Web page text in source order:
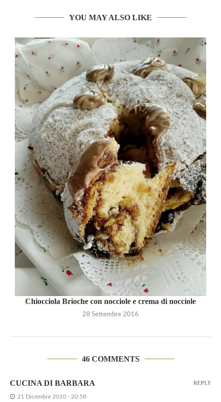
YOU MAY ALSO LIKE
Chiocciola Brioche con nocciole e crema di nocciole
28 Settembre 2016
46 COMMENTS
CUCINA DI BARBARA
21 Dicembre 2010 - 20:58
REPLY